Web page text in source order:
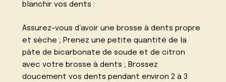
blanchir vos dents :
Assurez-vous d’avoir une brosse à dents propre
et sèche ; Prenez une petite quantité de la
pâte de bicarbonate de soude et de citron
avec votre brosse à dents ; Brossez
doucement vos dents pendant environ 2 à 3